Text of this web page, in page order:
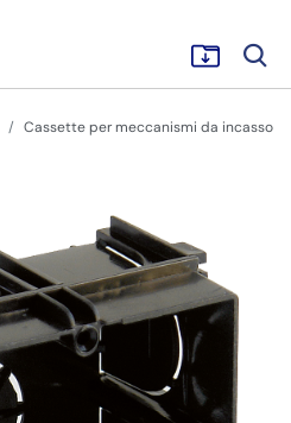
Cassette per meccanismi da incasso